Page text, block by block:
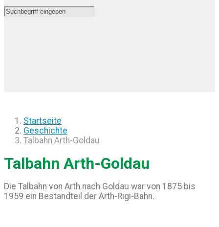
Startseite
Geschichte
Talbahn Arth-Goldau
Talbahn Arth-Goldau
Die Talbahn von Arth nach Goldau war von 1875 bis
1959 ein Bestandteil der Arth-Rigi-Bahn.